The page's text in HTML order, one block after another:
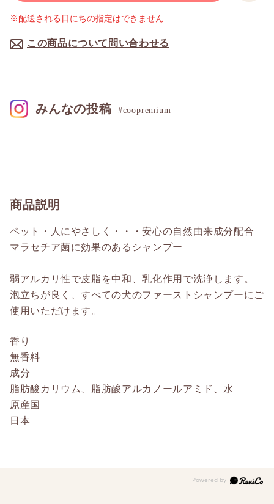
この商品について問い合わせる
※配送される日にちの指定はできません
商品説明
ペット・人にやさしく・・・安心の自然由来成分配合
マラセチア菌に効果のあるシャンプー
弱アルカリ性で皮脂を中和、乳化作用で洗浄します。
泡立ちが良く、すべての犬のファーストシャンプーにご
使用いただけます。
香り
無香料
成分
脂肪酸カリウム、脂肪酸アルカノールアミド、水
原産国
日本
みんなの投稿 #coopremium